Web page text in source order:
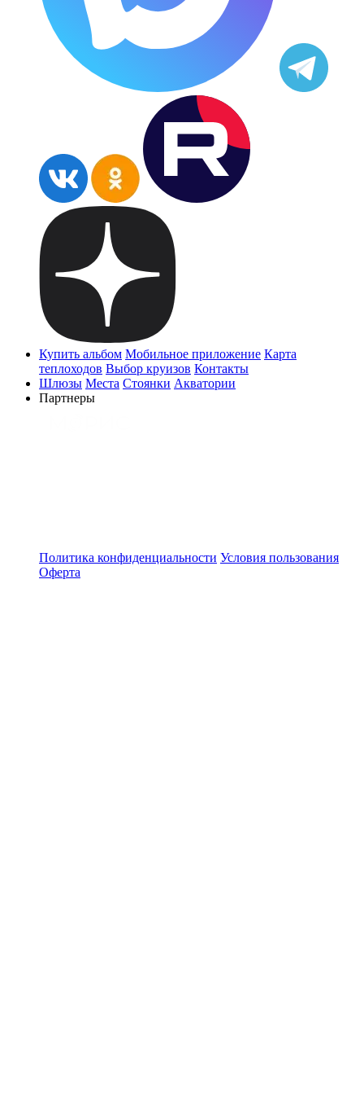
Купить альбом Мобильное приложение Карта
теплоходов Выбор круизов Контакты
Шлюзы Места Стоянки Акватории
Партнеры
Политика конфиденциальности Условия пользования
Оферта